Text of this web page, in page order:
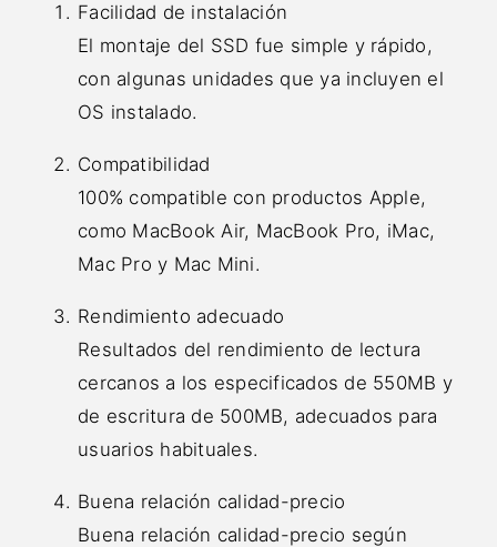
Facilidad de instalación
El montaje del SSD fue simple y rápido,
con algunas unidades que ya incluyen el
OS instalado.
Compatibilidad
100% compatible con productos Apple,
como MacBook Air, MacBook Pro, iMac,
Mac Pro y Mac Mini.
Rendimiento adecuado
Resultados del rendimiento de lectura
cercanos a los especificados de 550MB y
de escritura de 500MB, adecuados para
usuarios habituales.
Buena relación calidad-precio
Buena relación calidad-precio según